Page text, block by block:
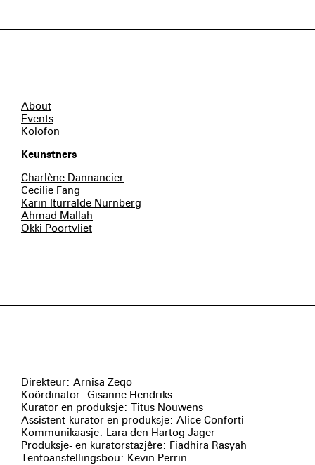
About
Events
Kolofon
Keunstners
Charlène Dannancier
Cecilie Fang
Karin Iturralde Nurnberg
Ahmad Mallah
Okki Poortvliet
Direkteur: Arnisa Zeqo
Koördinator: Gisanne Hendriks
Kurator en produksje: Titus Nouwens
Assistent-kurator en produksje: Alice Conforti
Kommunikaasje: Lara den Hartog Jager
Produksje- en kuratorstazjêre: Fiadhira Rasyah
Tentoanstellingsbou: Kevin Perrin